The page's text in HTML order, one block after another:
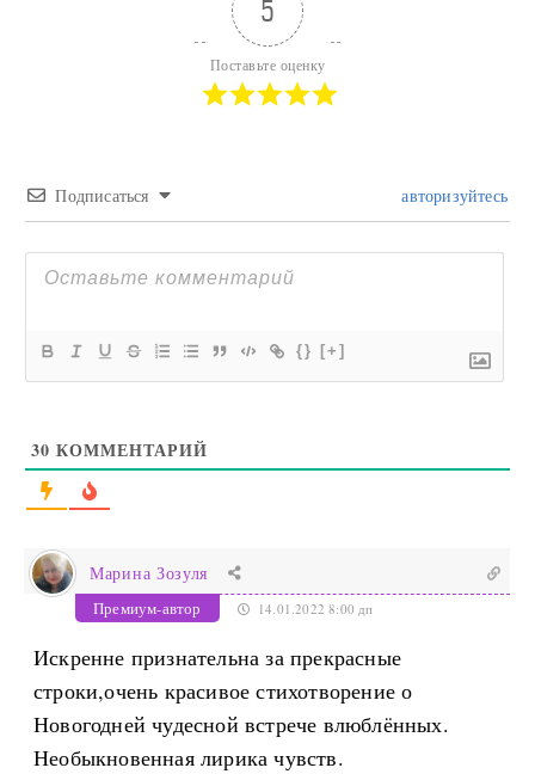
5
Поставьте оценку
Подписаться авторизуйтесь
{} [+]
30 КОММЕНТАРИЙ
Марина Зозуля
Премиум-автор 14.01.2022 8:00 дп
Искренне признательна за прекрасные
строки,очень красивое стихотворение о
Новогодней чудесной встрече влюблённых.
Необыкновенная лирика чувств.